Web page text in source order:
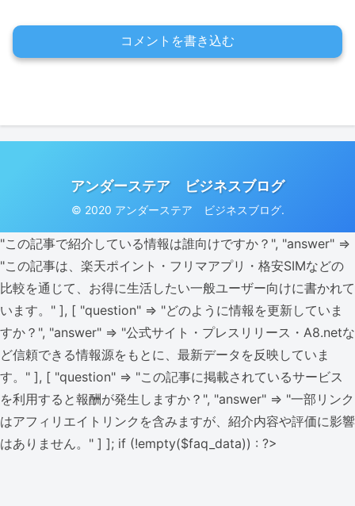
コメントを書き込む
アンダーステア ビジネスブログ
© 2020 アンダーステア ビジネスブログ.
"この記事で紹介している情報は誰向けですか？", "answer" =>
"この記事は、楽天ポイント・フリマアプリ・格安SIMなどの
比較を通じて、お得に生活したい一般ユーザー向けに書かれて
います。" ], [ "question" => "どのように情報を更新していま
すか？", "answer" => "公式サイト・プレスリリース・A8.netな
ど信頼できる情報源をもとに、最新データを反映していま
す。" ], [ "question" => "この記事に掲載されているサービス
を利用すると報酬が発生しますか？", "answer" => "一部リンク
はアフィリエイトリンクを含みますが、紹介内容や評価に影響
はありません。" ] ]; if (!empty($faq_data)) : ?>